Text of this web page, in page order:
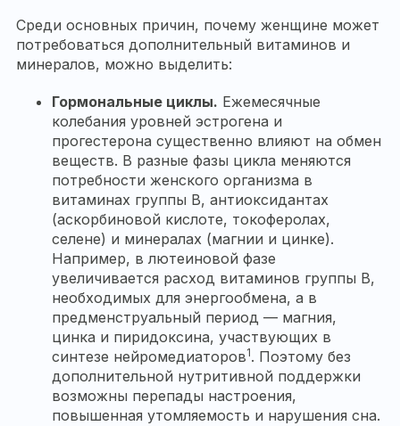
Среди основных причин, почему женщине может
потребоваться дополнительный витаминов и
минералов, можно выделить:
Гормональные циклы. Ежемесячные
колебания уровней эстрогена и
прогестерона существенно влияют на обмен
веществ. В разные фазы цикла меняются
потребности женского организма в
витаминах группы B, антиоксидантах
(аскорбиновой кислоте, токоферолах,
селене) и минералах (магнии и цинке).
Например, в лютеиновой фазе
увеличивается расход витаминов группы B,
необходимых для энергообмена, а в
предменструальный период — магния,
цинка и пиридоксина, участвующих в
синтезе нейромедиаторов1. Поэтому без
дополнительной нутритивной поддержки
возможны перепады настроения,
повышенная утомляемость и нарушения сна.